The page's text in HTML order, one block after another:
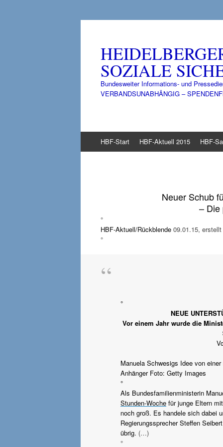
SOZIALE
Bundesweiter Informations- und
VERBANDSUNABHÄNGIG –
Inhalt
HBF-Start HBF-Aktuell 2015 HBF-
Neuer Schub
– Die
°
HBF-Aktuell/Rückblende 09.01.15,
°
°
NEUE
Vor einem Jahr wurde die
Manuela Schwesigs Idee von
Anhänger Foto: Getty Images
°
Als Bundesfamilienministerin
Stunden-Woche für junge Eltern
noch groß. Es handele sich dabei
Regierungssprecher Steffen
übrig. (…)
°